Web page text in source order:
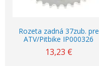
Rozeta zadná 37zub. pre
ATV/Pitbike IP000326
13,23 €